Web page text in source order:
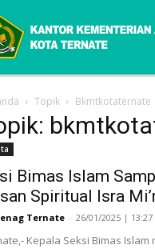
Topik Bkmtkotaternate
Bimas Islam
Spiritual Isra
Ternate - 26/01/2025 | 13:27
Kepala Seksi Bimas Islam